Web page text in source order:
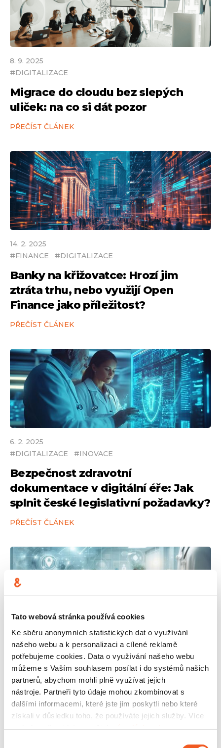
Tato webová stránka používá cookies
Ke sběru anonymních statistických dat o využívání
našeho webu a k personalizaci a cílené reklamě
potřebujeme cookies. Data o využívání našeho webu
můžeme s Vaším souhlasem posílat i do systémů našich
partnerů, abychom mohli plně využívat jejich
nástroje. Partneři tyto údaje mohou zkombinovat s
dalšími informacemi, které jste jim poskytli nebo které
získali v důsledku toho, že používáte jejich služby. Více
8. 9. 2025
#DIGITALIZACE
Migrace do cloudu bez slepých
uliček: na co si dát pozor
PŘEČÍST ČLÁNEK
14. 2. 2025
#FINANCE #DIGITALIZACE
Banky na křižovatce: Hrozí jim
ztráta trhu, nebo využijí Open
Finance jako příležitost?
PŘEČÍST ČLÁNEK
6. 2. 2025
#DIGITALIZACE #INOVACE
Bezpečnost zdravotní
dokumentace v digitální éře: Jak
splnit české legislativní požadavky?
PŘEČÍST ČLÁNEK
1.
2025
INOVACE DIGITALIZACE
RTLS ve zdravotnictví: když
technologie z průmyslu zachraňují
životy
PŘEČÍST ČLÁNEK